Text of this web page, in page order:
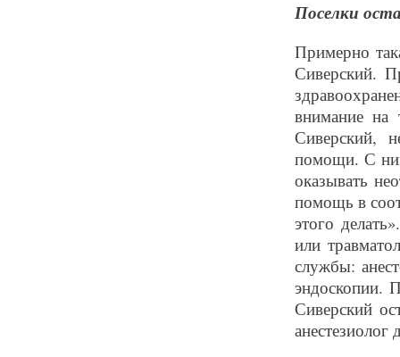
Поселки
Примерно
Сиверский.
внимание на
Сиверский,
помощи. С
оказывать
помощь в
этого
или
службы:
эндоскопии.
Сиверский